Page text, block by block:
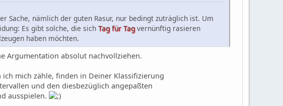
Sache, nämlich der guten Rasur, nur bedingt zuträglich ist. Um
Es gibt solche, die sichTag für Tagvernünftig rasieren
haben möchten.
Argumentation absolut nachvollziehen.
mich zähle, finden in Deiner Klassifizierung
und den diesbezüglich angepaßten
ausspielen.